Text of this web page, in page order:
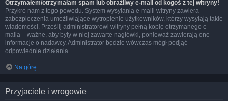
Otrzymałem/otrzymałam spam lub obraźliwy e-mail od kogoś z tej witryny!
Przykro nam z tego powodu. System wysyłania e-maili witryny zawiera
zabezpieczenia umożliwiające wytropienie użytkowników, którzy wysyłają takie
wiadomości. Prześlij administratorowi witryny pełną kopię otrzymanego e-
maila – ważne, aby były w niej zawarte nagłówki, ponieważ zawierają one
informacje o nadawcy. Administrator będzie wówczas mógł podjąć
odpowiednie działania.
Na górę
Przyjaciele i wrogowie